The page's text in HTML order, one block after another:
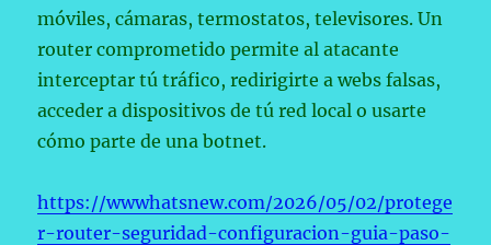
móviles, cámaras, termostatos, televisores. Un
router comprometido permite al atacante
interceptar tú tráfico, redirigirte a webs falsas,
acceder a dispositivos de tú red local o usarte
cómo parte de una botnet.
https://wwwhatsnew.com/2026/05/02/protege
r-router-seguridad-configuracion-guia-paso-